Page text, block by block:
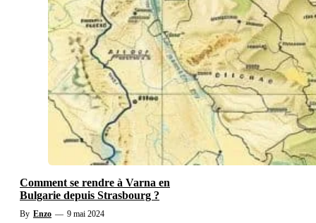
Comment se rendre à Varna en
Bulgarie depuis Strasbourg ?
By Enzo — 9 mai 2024